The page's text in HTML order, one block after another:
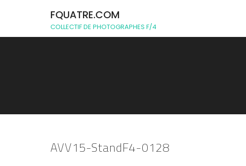
FQUATRE.COM
COLLECTIF DE PHOTOGRAPHES F/4
AVV15-StandF4-0128